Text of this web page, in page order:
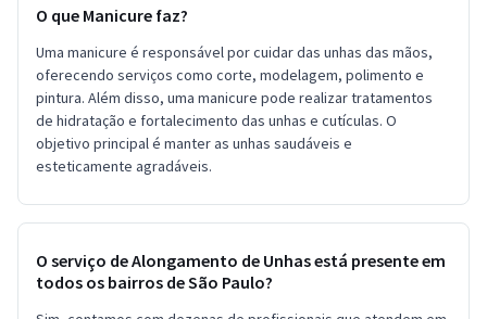
O que Manicure faz?
Uma manicure é responsável por cuidar das unhas das mãos,
oferecendo serviços como corte, modelagem, polimento e
pintura. Além disso, uma manicure pode realizar tratamentos
de hidratação e fortalecimento das unhas e cutículas. O
objetivo principal é manter as unhas saudáveis e
esteticamente agradáveis.
O serviço de Alongamento de Unhas está presente em
todos os bairros de São Paulo?